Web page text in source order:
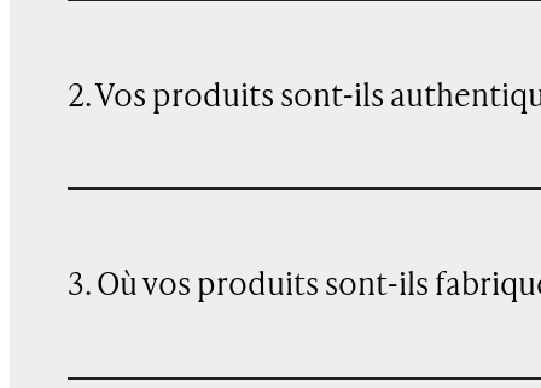
2. Vos produits sont-ils
3. Où vos produits sont-ils